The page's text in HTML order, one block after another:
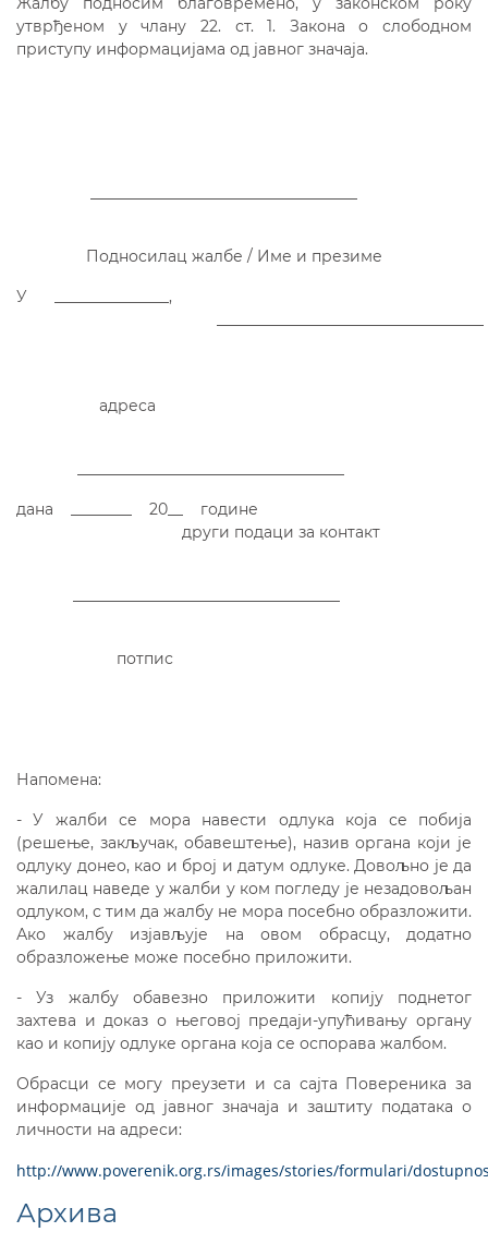
утврђеном у члану 22. ст. 1. Закона о слободном
приступу информацијама од јавног значаја.
Подносилац жалбе / Име и презиме
У _______________,
адреса
дана ________ 20__ године
други подаци за контакт
потпис
Напомена:
- У жалби се мора навести одлука која се побија
(решење, закључак, обавештење), назив органа који је
одлуку донео, као и број и датум одлуке. Довољно је да
жалилац наведе у жалби у ком погледу је незадовољан
одлуком, с тим да жалбу не мора посебно образложити.
Ако жалбу изјављује на овом обрасцу, додатно
образложење може посебно приложити.
- Уз жалбу обавезно приложити копију поднетог
захтева и доказ о његовој предаји-упућивању органу
као и копију одлуке органа која се оспорава жалбом.
Обрасци се могу преузети и са сајта Повереника за
информације од јавног значаја и заштиту података о
личности на адреси:
http://www.poverenik.org.rs/images/stories/formulari/
Архива